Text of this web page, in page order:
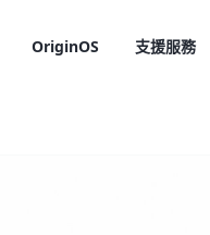
OriginOS 支援服務